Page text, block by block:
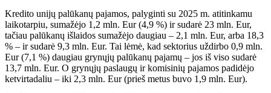
Kredito unijų palūkanų pajamos, palyginti su 2025 m. atitinkamu
laikotarpiu, sumažėjo 1,2 mln. Eur (4,9 %) ir sudarė 23 mln. Eur,
tačiau palūkanų išlaidos sumažėjo daugiau – 2,1 mln. Eur, arba 18,3
% – ir sudarė 9,3 mln. Eur. Tai lėmė, kad sektorius uždirbo 0,9 mln.
Eur (7,1 %) daugiau grynųjų palūkanų pajamų – jos iš viso sudarė
13,7 mln. Eur. O grynųjų paslaugų ir komisinių pajamos padidėjo
ketvirtadaliu – iki 2,3 mln. Eur (prieš metus buvo 1,9 mln. Eur).